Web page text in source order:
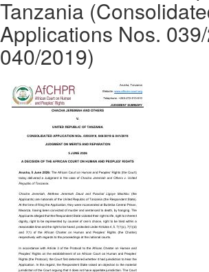
Tanzania
Applications Nos.
040/2019)